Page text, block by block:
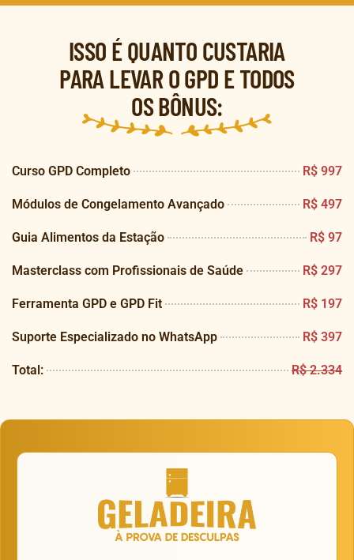
ISSO É QUANTO CUSTARIA
PARA LEVAR O GPD E TODOS
OS BÔNUS:
Curso GPD Completo R$ 997
Módulos de Congelamento Avançado R$ 497
Guia Alimentos da Estação R$ 97
Masterclass com Profissionais de Saúde R$ 297
Ferramenta GPD e GPD Fit R$ 197
Suporte Especializado no WhatsApp R$ 397
Total: R$ 2.334